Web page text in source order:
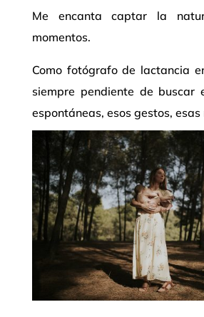
Me encanta captar la
momentos.
Como fotógrafo de lactancia
siempre pendiente de buscar
espontáneas, esos gestos,